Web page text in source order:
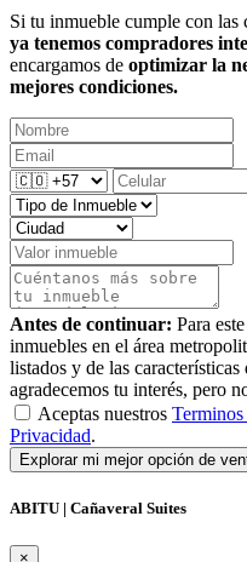
Si tu inmueble cumple con las
ya tenemos compradores
encargamos de optimizar la
mejores condiciones.
Antes de continuar: Para
inmuebles en el área
listados y de las características
agradecemos tu interés, pero
Aceptas nuestros
Privacidad.
Explorar mi mejor opción de
ABITU | Cañaveral Suites
×